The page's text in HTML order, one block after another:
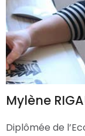
Mylène
Diplômée de